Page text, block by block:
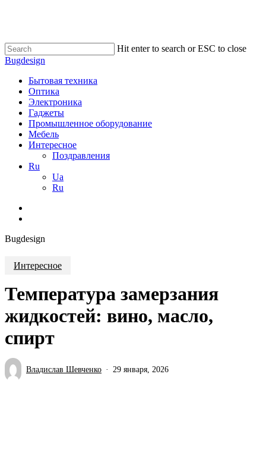
content
Hit enter to search or ESC to close
Close
Bugdesign
search
Menu
Бытовая техника
Оптика
Электроника
Гаджеты
Промышленное оборудование
Мебель
Интересное
Поздравления
Ru
Ua
Ru
Bugdesign
Интересное
Температура замерзания
жидкостей: вино, масло,
спирт
Владислав Шевченко 29 января, 2026